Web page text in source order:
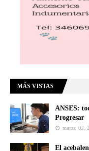
MÁS VISTAS
ANSES:
Progresar
marzo 02,
El